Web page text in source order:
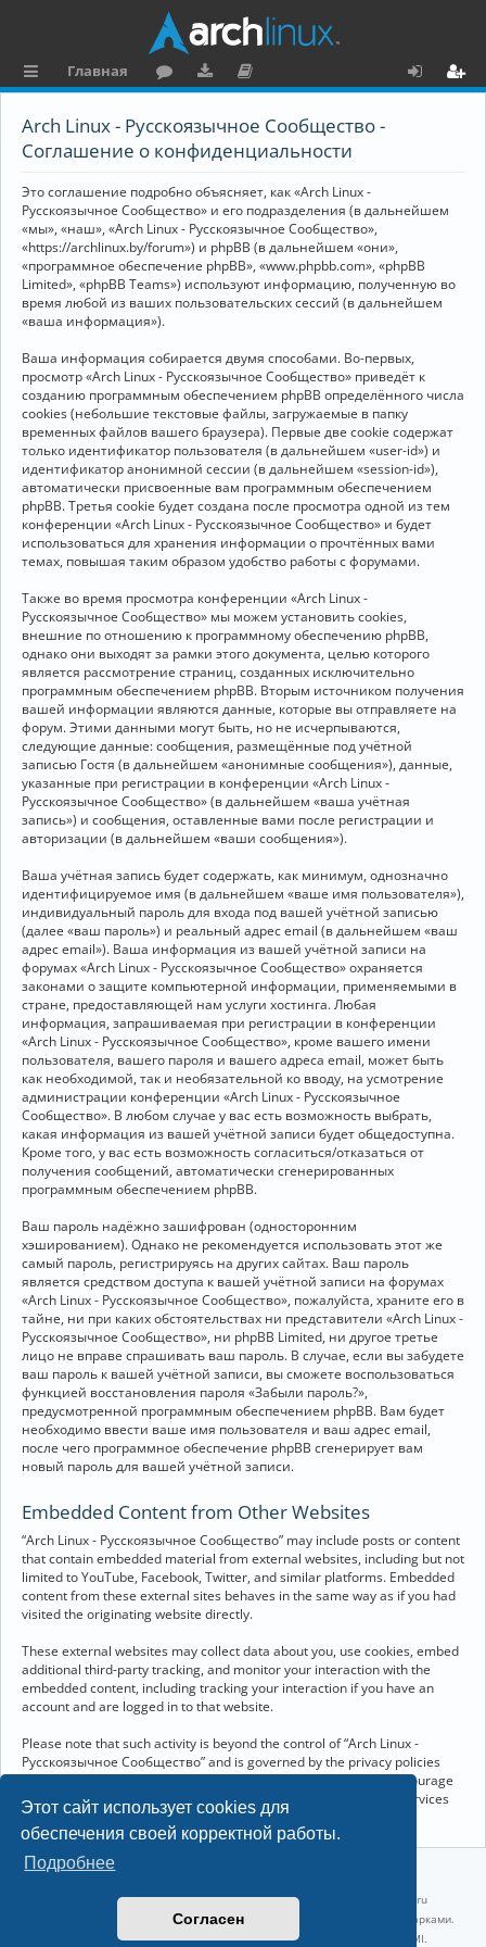
Этот сайт использует cookies для
обеспечения своей корректной работы.
Подробнее
Согласен
ы
к
и
Главная
ру
ру
и
ку
е
н
та
ц
я
Arch Linux - Русскоязычное Сообщество -
Соглашение о конфиденциальности
Это соглашение подробно объясняет, как «Arch Linux -
Русскоязычное Сообщество» и его подразделения (в дальнейшем
«мы», «наш», «Arch Linux - Русскоязычное Сообщество»,
«https://archlinux.by/forum») и phpBB (в дальнейшем «они»,
«программное обеспечение phpBB», «www.phpbb.com», «phpBB
Limited», «phpBB Teams») используют информацию, полученную во
время любой из ваших пользовательских сессий (в дальнейшем
«ваша информация»).
Ваша информация собирается двумя способами. Во-первых,
просмотр «Arch Linux - Русскоязычное Сообщество» приведёт к
созданию программным обеспечением phpBB определённого числа
cookies (небольшие текстовые файлы, загружаемые в папку
временных файлов вашего браузера). Первые две cookie содержат
только идентификатор пользователя (в дальнейшем «user-id») и
идентификатор анонимной сессии (в дальнейшем «session-id»),
автоматически присвоенные вам программным обеспечением
phpBB. Третья cookie будет создана после просмотра одной из тем
конференции «Arch Linux - Русскоязычное Сообщество» и будет
использоваться для хранения информации о прочтённых вами
темах, повышая таким образом удобство работы с форумами.
Также во время просмотра конференции «Arch Linux -
Русскоязычное Сообщество» мы можем установить cookies,
внешние по отношению к программному обеспечению phpBB,
однако они выходят за рамки этого документа, целью которого
является рассмотрение страниц, созданных исключительно
программным обеспечением phpBB. Вторым источником получения
вашей информации являются данные, которые вы отправляете на
форум. Этими данными могут быть, но не исчерпываются,
следующие данные: сообщения, размещённые под учётной
записью Гостя (в дальнейшем «анонимные сообщения»), данные,
указанные при регистрации в конференции «Arch Linux -
Русскоязычное Сообщество» (в дальнейшем «ваша учётная
запись») и сообщения, оставленные вами после регистрации и
авторизации (в дальнейшем «ваши сообщения»).
Ваша учётная запись будет содержать, как минимум, однозначно
идентифицируемое имя (в дальнейшем «ваше имя пользователя»),
индивидуальный пароль для входа под вашей учётной записью
(далее «ваш пароль») и реальный адрес email (в дальнейшем «ваш
адрес email»). Ваша информация из вашей учётной записи на
форумах «Arch Linux - Русскоязычное Сообщество» охраняется
законами о защите компьютерной информации, применяемыми в
стране, предоставляющей нам услуги хостинга. Любая
информация, запрашиваемая при регистрации в конференции
«Arch Linux - Русскоязычное Сообщество», кроме вашего имени
пользователя, вашего пароля и вашего адреса email, может быть
как необходимой, так и необязательной ко вводу, на усмотрение
администрации конференции «Arch Linux - Русскоязычное
Сообщество». В любом случае у вас есть возможность выбрать,
какая информация из вашей учётной записи будет общедоступна.
Кроме того, у вас есть возможность согласиться/отказаться от
получения сообщений, автоматически сгенерированных
программным обеспечением phpBB.
Ваш пароль надёжно зашифрован (односторонним
хэшированием). Однако не рекомендуется использовать этот же
самый пароль, регистрируясь на других сайтах. Ваш пароль
является средством доступа к вашей учётной записи на форумах
«Arch Linux - Русскоязычное Сообщество», пожалуйста, храните его в
тайне, ни при каких обстоятельствах ни представители «Arch Linux -
Русскоязычное Сообщество», ни phpBB Limited, ни другое третье
лицо не вправе спрашивать ваш пароль. В случае, если вы забудете
ваш пароль к вашей учётной записи, вы сможете воспользоваться
функцией восстановления пароля «Забыли пароль?»,
предусмотренной программным обеспечением phpBB. Вам будет
необходимо ввести ваше имя пользователя и ваш адрес email,
после чего программное обеспечение phpBB сгенерирует вам
новый пароль для вашей учётной записи.
Embedded Content from Other Websites
“Arch Linux - Русскоязычное Сообщество” may include posts or content
that contain embedded material from external websites, including but not
limited to YouTube, Facebook, Twitter, and similar platforms. Embedded
content from these external sites behaves in the same way as if you had
visited the originating website directly.
These external websites may collect data about you, use cookies, embed
additional third-party tracking, and monitor your interaction with the
embedded content, including tracking your interaction if you have an
account and are logged in to that website.
Please note that such activity is beyond the control of “Arch Linux -
Русскоязычное Сообщество” and is governed by the privacy policies
and terms of service of the respective external websites. We encourage
you to review the privacy and cookie policies of any third-party services
you interact with through embedded content.
Linux 6.18.40-1-lts x86_64 GNU/Linux 2026-07-26 08:48:12 |
vps reg.ru
Название и логотип Arch Linux ™ являются признанными торговыми марками.
Linux ® — зарегистрированная торговая марка Linus Torvalds и LMI.